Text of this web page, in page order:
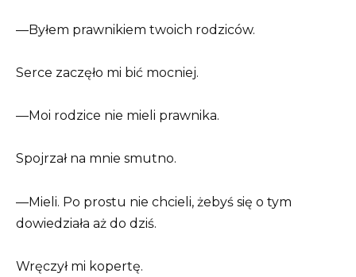
—Byłem prawnikiem twoich rodziców.
Serce zaczęło mi bić mocniej.
—Moi rodzice nie mieli prawnika.
Spojrzał na mnie smutno.
—Mieli. Po prostu nie chcieli, żebyś się o tym
dowiedziała aż do dziś.
Wręczył mi kopertę.